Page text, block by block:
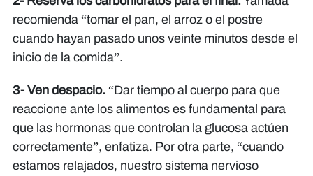
recomienda “tomar el pan, el arroz o el postre
cuando hayan pasado unos veinte minutos desde el
inicio de la comida”.
3- Ven despacio. “Dar tiempo al cuerpo para que
reaccione ante los alimentos es fundamental para
que las hormonas que controlan la glucosa actúen
correctamente”, enfatiza. Por otra parte, “cuando
estamos relajados, nuestro sistema nervioso